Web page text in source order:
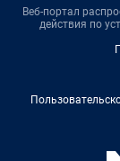
Веб-портал
действия по